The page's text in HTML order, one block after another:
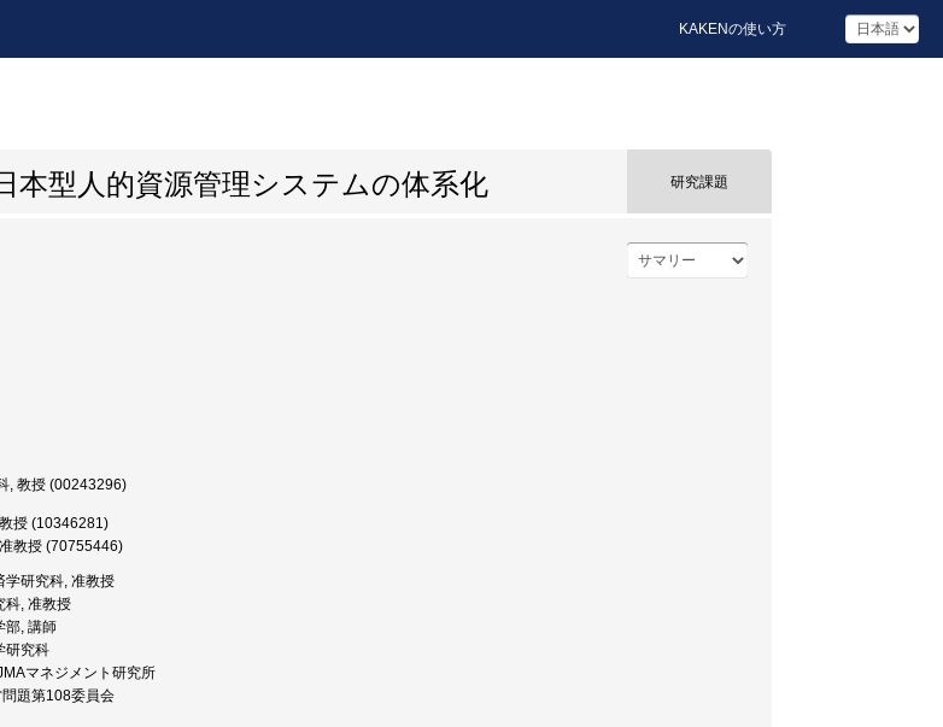
KAKENの使い方
本型人的資源管理システムの体系化 研究課題
, 教授 (00243296)
授 (10346281)
教授 (70755446)
研究科, 准教授
科, 准教授
部, 講師
研究科
マネジメント研究所
題第108委員会